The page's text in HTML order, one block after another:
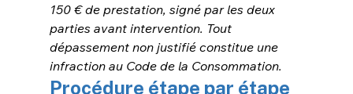
150 € de prestation, signé par les deux
parties avant intervention. Tout
dépassement non justifié constitue une
infraction au Code de la Consommation.
Procédure étape par étape